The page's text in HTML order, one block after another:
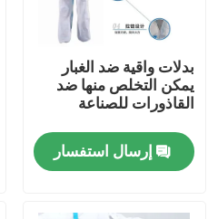
مسكن
منتجات
معلومات عنا
بدلات واقية ضد الغبار
يمكن التخلص منها ضد
القاذورات للصناعة
إرسال استفسار